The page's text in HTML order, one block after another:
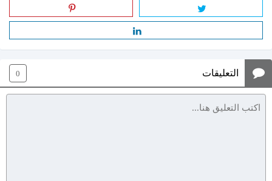
التعليقات 0